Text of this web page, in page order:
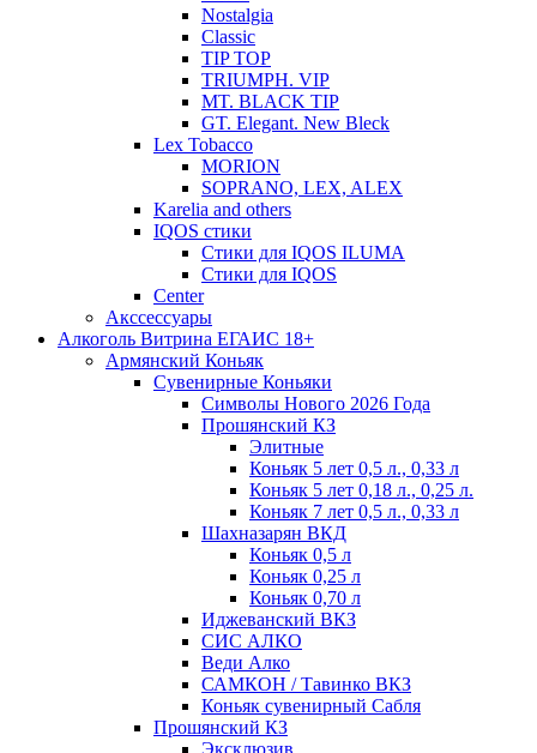
Nostalgia
Classic
TIP TOP
TRIUMPH. VIP
MT. BLACK TIP
GT. Elegant. New Bleck
Lex Tobacco
MORION
SOPRANO, LEX, ALEX
Karelia and others
IQOS стики
Стики для IQOS ILUMA
Стики для IQOS
Сenter
Акссессуары
Алкоголь Витрина ЕГАИС 18+
Армянский Коньяк
Сувенирные Коньяки
Символы Нового 2026 Года
Прошянский КЗ
Элитные
Коньяк 5 лет 0,5 л., 0,33 л
Коньяк 5 лет 0,18 л., 0,25 л.
Коньяк 7 лет 0,5 л., 0,33 л
Шахназарян ВКД
Коньяк 0,5 л
Коньяк 0,25 л
Коньяк 0,70 л
Иджеванский ВКЗ
СИС АЛКО
Веди Алко
САМКОН / Тавинко ВКЗ
Коньяк сувенирный Сабля
Прошянский КЗ
Эксклюзив